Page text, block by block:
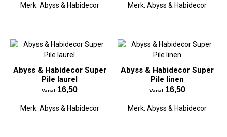
Merk: Abyss & Habidecor Merk:Abyss & Habidecor
Abyss & Habidecor Super
Pile laurel
Vanaf16,50
Merk: Abyss & Habidecor
Abyss & Habidecor Super
Pile linen
Vanaf16,50
Merk:Abyss & Habidecor